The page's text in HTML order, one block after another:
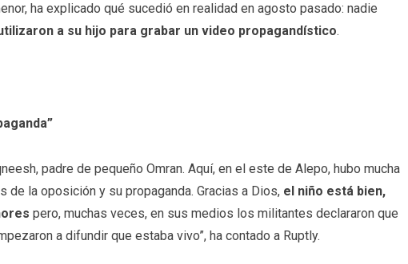
ha explicado qué sucedió en realidad en agosto pasado: nadie
a su hijo para grabar un video propagandístico.
padre de pequeño Omran. Aquí, en el este de Alepo, hubo mucha
de la oposición y su propaganda. Gracias a Dios, el niño está bien,
pero, muchas veces, en sus medios los militantes declararon que
a difundir que estaba vivo”, ha contado a Ruptly.